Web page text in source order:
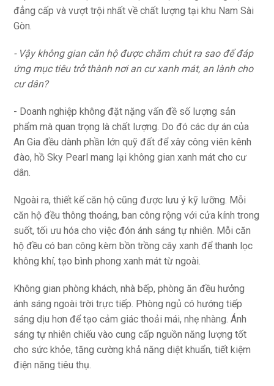
đẳng cấp và vượt trội nhất về chất lượng tại khu Nam Sài
Gòn.
- Vậy không gian căn hộ được chăm chút ra sao để đáp
ứng mục tiêu trở thành nơi an cư xanh mát, an lành cho
cư dân?
- Doanh nghiệp không đặt nặng vấn đề số lượng sản
phẩm mà quan trọng là chất lượng. Do đó các dự án của
An Gia đều dành phần lớn quỹ đất để xây công viên kênh
đào, hồ Sky Pearl mang lại không gian xanh mát cho cư
dân.
Ngoài ra, thiết kế căn hộ cũng được lưu ý kỹ lưỡng. Mỗi
căn hộ đều thông thoáng, ban công rộng với cửa kính trong
suốt, tối ưu hóa cho việc đón ánh sáng tự nhiên. Mỗi căn
hộ đều có ban công kèm bồn trồng cây xanh để thanh lọc
không khí, tạo bình phong xanh mát từ ngoài.
Không gian phòng khách, nhà bếp, phòng ăn đều hưởng
ánh sáng ngoài trời trực tiếp. Phòng ngủ có hướng tiếp
sáng dịu hơn để tạo cảm giác thoải mái, nhẹ nhàng. Ánh
sáng tự nhiên chiếu vào cung cấp nguồn năng lượng tốt
cho sức khỏe, tăng cường khả năng diệt khuẩn, tiết kiệm
điện năng tiêu thụ.